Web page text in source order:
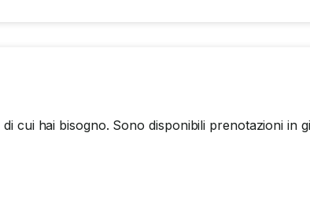
cui hai bisogno. Sono disponibili prenotazioni in